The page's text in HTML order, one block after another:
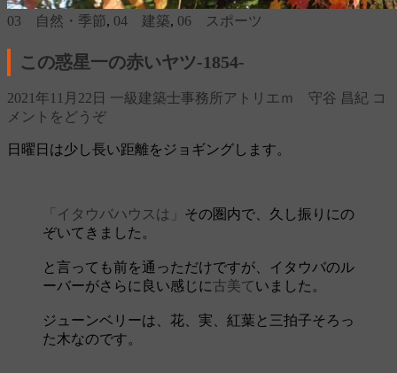
03 自然・季節, 04 建築, 06 スポーツ
この惑星一の赤いヤツ‐1854‐
2021年11月22日 一級建築士事務所アトリエｍ 守谷 昌紀 コ
メントをどうぞ
日曜日は少し長い距離をジョギングします。
「イタウバハウスは」 その圏内で、久し振りにの
ぞいてきました。
と言っても前を通っただけですが、イタウバのル
ーバーがさらに良い感じに古美ていました。
ジューンベリーは、花、実、紅葉と三拍子そろっ
た木なのです。